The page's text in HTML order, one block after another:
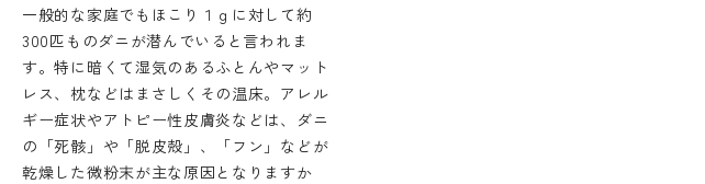
一般的な家庭でもほこり１ｇに対して約
300匹ものダニが潜んでいると言われま
す。特に暗くて湿気のあるふとんやマット
レス、枕などはまさしくその温床。アレル
ギー症状やアトピー性皮膚炎などは、ダニ
の「死骸」や「脱皮殻」、「フン」などが
乾燥した微粉末が主な原因となりますか